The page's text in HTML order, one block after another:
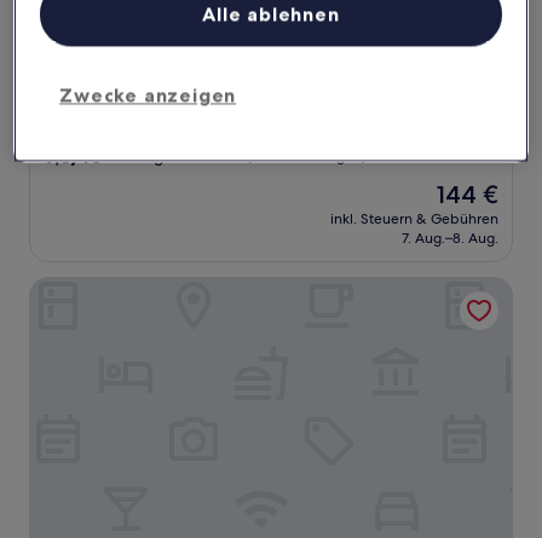
3.0-
9,8/10 Außergewöhnlich (33 Bewertungen)
Der
Preis
beträgt
144 €
inkl. Steuern & Gebühren
7. Aug.–8. Aug.
Zwecke anzeigen
Alle ablehnen